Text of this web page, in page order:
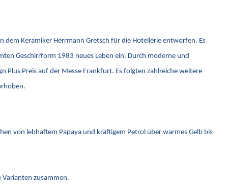
dem Keramiker Herrmann Gretsch für die Hotellerie entworfen. Es
Geschirrform 1983 neues Leben ein. Durch moderne und
Plus Preis auf der Messe Frankfurt. Es folgten zahlreiche weitere
von lebhaftem Papaya und kräftigem Petrol über warmes Gelb bis
zusammen.